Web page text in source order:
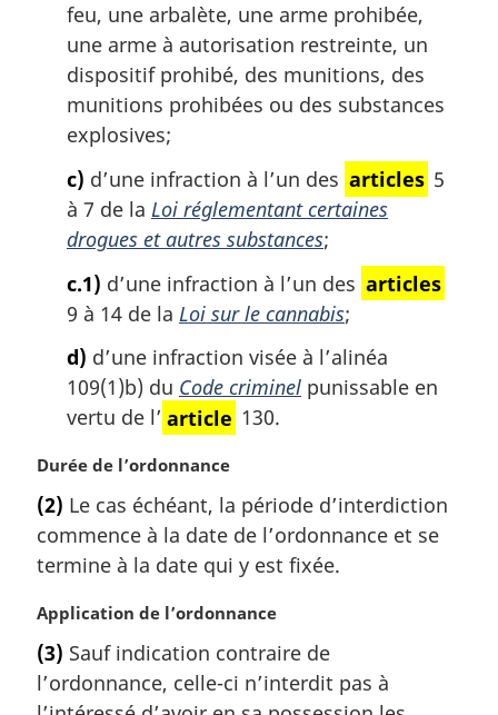
feu, une arbalète, une arme prohibée,
une arme à autorisation restreinte, un
dispositif prohibé, des munitions, des
munitions prohibées ou des substances
explosives;
c) d’une infraction à l’un des articles 5
à 7 de la Loi réglementant certaines
drogues et autres substances;
c.1) d’une infraction à l’un des articles
9 à 14 de la Loi sur le cannabis;
d) d’une infraction visée à l’alinéa
109(1)b) du Code criminel punissable en
vertu de l’ article 130.
N
t
e
m
r
i
n
a
Durée de l’ordonnance
(2) Le cas échéant, la période d’interdiction
commence à la date de l’ordonnance et se
termine à la date qui y est fixée.
N
t
e
m
Application de l’ordonnance
(3) Sauf indication contraire de
l’ordonnance, celle-ci n’interdit pas à